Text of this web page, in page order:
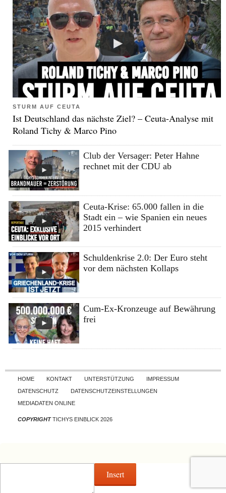
STURM AUF CEUTA
Ist Deutschland das nächste Ziel? – Ceuta-Analyse mit
Roland Tichy & Marco Pino
Club der Versager: Peter Hahne
rechnet mit der CDU ab
Ceuta-Krise: 65.000 fallen in die
Stadt ein – wie Spanien ein neues
2015 verhindert
Schuldenkrise 2.0: Der Euro steht
vor dem nächsten Kollaps
Cum-Ex-Kronzeuge auf Bewährung
frei
Skip to content
HOME KONTAKT UNTERSTÜTZUNG
IMPRESSUM
DATENSCHUTZ
DATENSCHUTZEINSTELLUNGEN
MEDIADATEN ONLINE
COPYRIGHTTICHYS EINBLICK 2026
Insert